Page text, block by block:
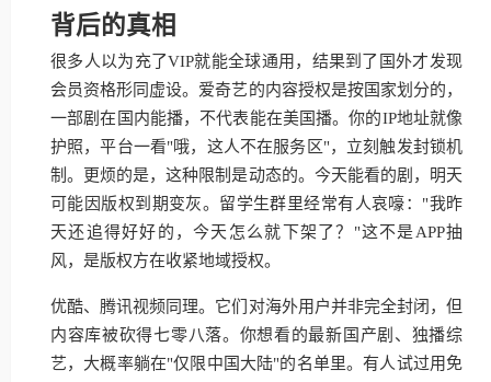
背后的真相
很多人以为充了VIP就能全球通用，结果到了国外才发现
会员资格形同虚设。爱奇艺的内容授权是按国家划分的，
一部剧在国内能播，不代表能在美国播。你的IP地址就像
护照，平台一看"哦，这人不在服务区"，立刻触发封锁机
制。更烦的是，这种限制是动态的。今天能看的剧，明天
可能因版权到期变灰。留学生群里经常有人哀嚎："我昨
天还追得好好的，今天怎么就下架了？"这不是APP抽
风，是版权方在收紧地域授权。
优酷、腾讯视频同理。它们对海外用户并非完全封闭，但
内容库被砍得七零八落。你想看的最新国产剧、独播综
艺，大概率躺在"仅限中国大陆"的名单里。有人试过用免